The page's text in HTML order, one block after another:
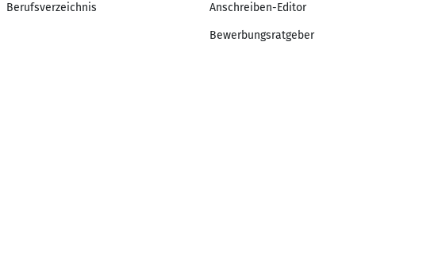
Berufsverzeichnis Anschreiben-Editor
Bewerbungsratgeber